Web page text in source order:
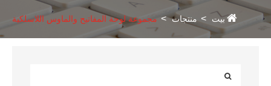
بيت منتجات مجموعة لوحة المفاتيح والماوس اللاسلكية